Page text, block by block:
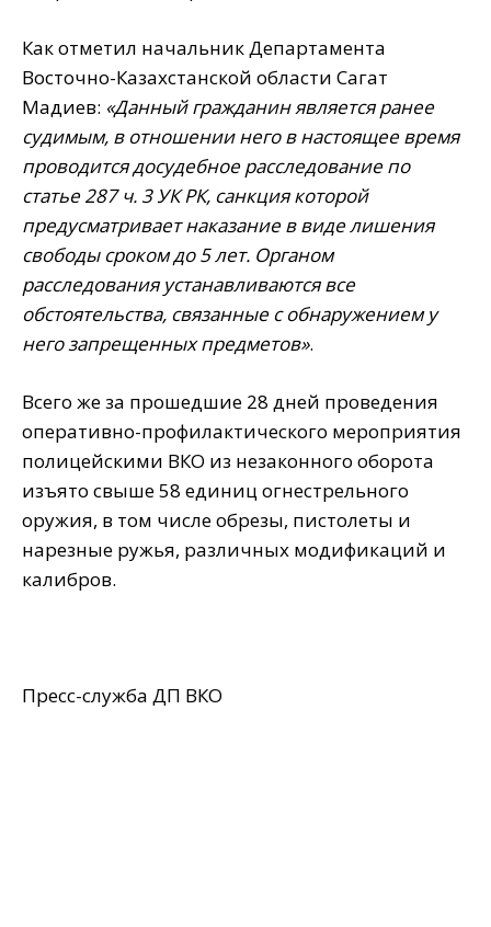
Как отметил начальник Департамента
Восточно-Казахстанской области Сагат
Мадиев: «Данный гражданин является ранее
судимым, в отношении него в настоящее время
проводится досудебное расследование по
статье 287 ч. 3 УК РК, санкция которой
предусматривает наказание в виде лишения
свободы сроком до 5 лет. Органом
расследования устанавливаются все
обстоятельства, связанные с обнаружением у
него запрещенных предметов».
Всего же за прошедшие 28 дней проведения
оперативно-профилактического мероприятия
полицейскими ВКО из незаконного оборота
изъято свыше 58 единиц огнестрельного
оружия, в том числе обрезы, пистолеты и
нарезные ружья, различных модификаций и
калибров.
Пресс-служба ДП ВКО